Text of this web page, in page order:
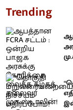
Trending